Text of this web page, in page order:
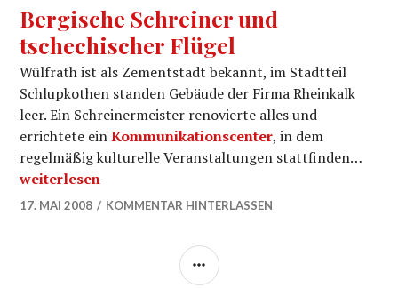
Bergische Schreiner und
tschechischer Flügel
Wülfrath ist als Zementstadt bekannt, im Stadtteil
Schlupkothen standen Gebäude der Firma Rheinkalk
leer. Ein Schreinermeister renovierte alles und
errichtete einKommunikationscenter, in dem
regelmäßig kulturelle Veranstaltungen stattfinden…
“Bergische Schreiner und tschechischer Flügel”
weiterlesen
17. MAI 2008 KOMMENTAR HINTERLASSEN
SEITENLEISTE